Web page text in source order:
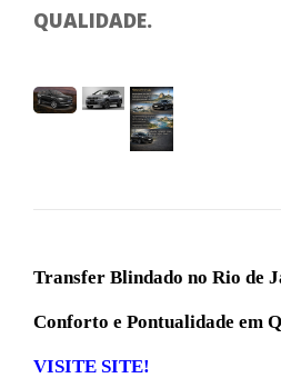
QUALIDADE.
Transfer Blindado no Rio de
Conforto e Pontualidade em
VISITE SITE!